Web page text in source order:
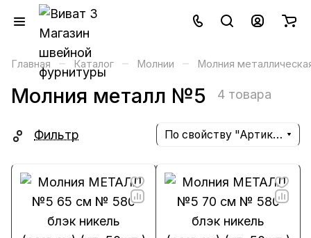
Главная – Каталог – Молнии – Молния
Молния металл №5 4 товара
Фильтр По свойству "Артикул" (убывание)